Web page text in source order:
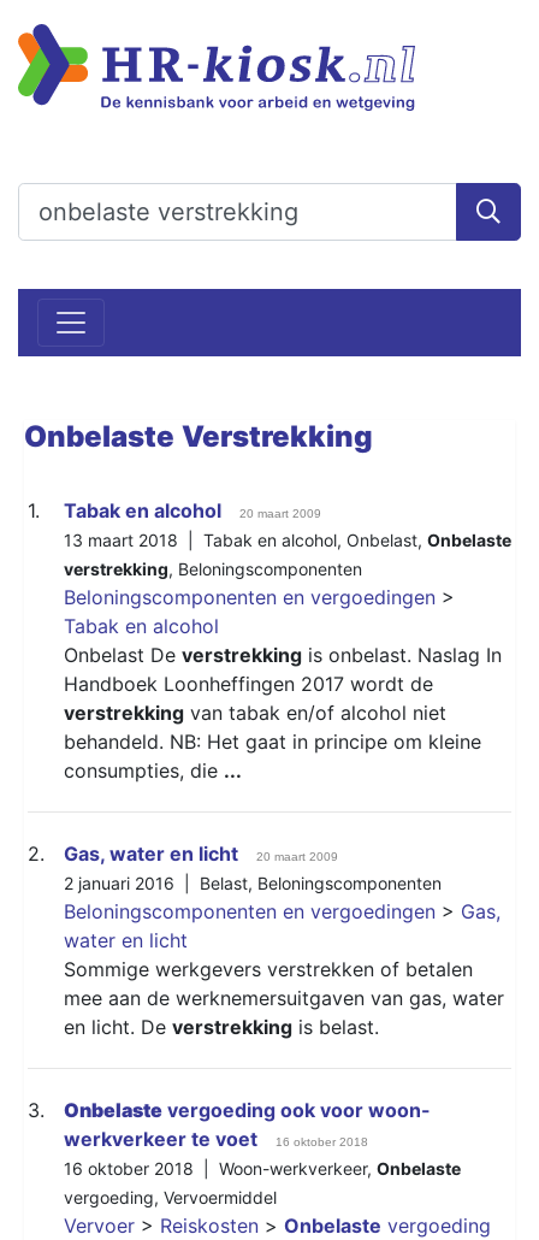
Onbelaste Verstrekking
1. Tabak en alcohol 20 maart 2009
13 maart 2018 | Tabak en alcohol, Onbelast, Onbelaste
verstrekking, Beloningscomponenten
Beloningscomponenten en vergoedingen >
Tabak en alcohol
Onbelast De verstrekking is onbelast. Naslag In
Handboek Loonheffingen 2017 wordt de
verstrekking van tabak en/of alcohol niet
behandeld. NB: Het gaat in principe om kleine
consumpties, die ...
2. Gas, water en licht 20 maart 2009
2 januari 2016 | Belast, Beloningscomponenten
Beloningscomponenten en vergoedingen > Gas,
water en licht
Sommige werkgevers verstrekken of betalen
mee aan de werknemersuitgaven van gas, water
en licht. De verstrekking is belast.
3. Onbelaste vergoeding ook voor woon-
werkverkeer te voet
16 oktober 2018
16 oktober 2018 | Woon-werkverkeer, Onbelaste
vergoeding, Vervoermiddel
Vervoer > Reiskosten > Onbelaste vergoeding